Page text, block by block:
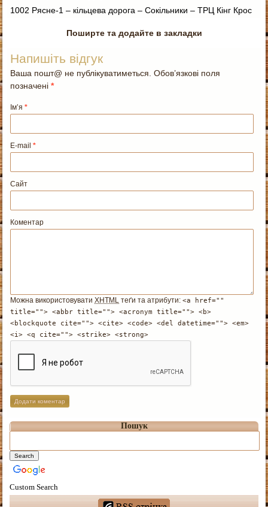
1002 Рясне-1 – кільцева дорога – Сокільники – ТРЦ Кінг Крос
Поширте та додайте в закладки
Напишіть відгук
Ваша пошт@ не публікуватиметься. Обов’язкові поля
позначені*
Ім’я*
E-mail*
Сайт
Коментар
Можна використовуватиXHTML теґи та атрибути:<a href=""
title=""> <abbr title=""> <acronym title=""> <b>
<blockquote cite=""> <cite> <code> <del datetime=""> <em>
<i> <q cite=""> <strike> <strong>
Пошук
Custom Search